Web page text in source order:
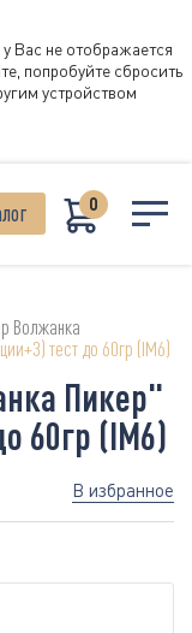
Вас не отображается
попробуйте сбросить
устройством
0
Волжанка
тест до 60гр (IM6)
Пикер"
60гр (IM6)
В избранное